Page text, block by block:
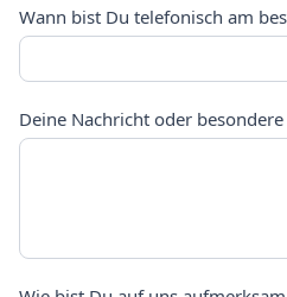
Wann bist Du telefonisch am
Deine Nachricht oder